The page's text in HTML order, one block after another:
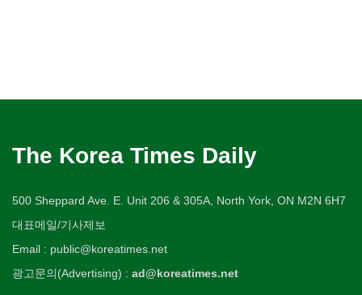
The Korea Times Daily
500 Sheppard Ave. E. Unit 206 & 305A, North York, ON M2N 6H7
대표메일/기사제보
Email : public@koreatimes.net
광고문의(Advertising) : ad@koreatimes.net